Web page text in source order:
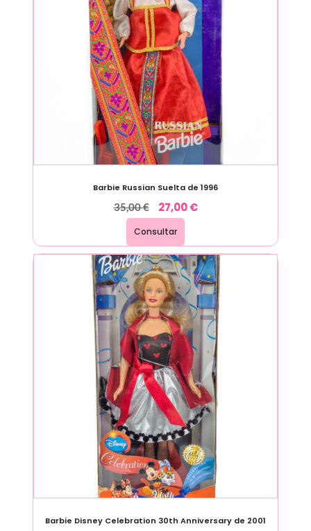
Barbie Russian Suelta de 1996
35,00€ 27,00€
Consultar
Barbie Disney Celebration 30th Anniversary de 2001